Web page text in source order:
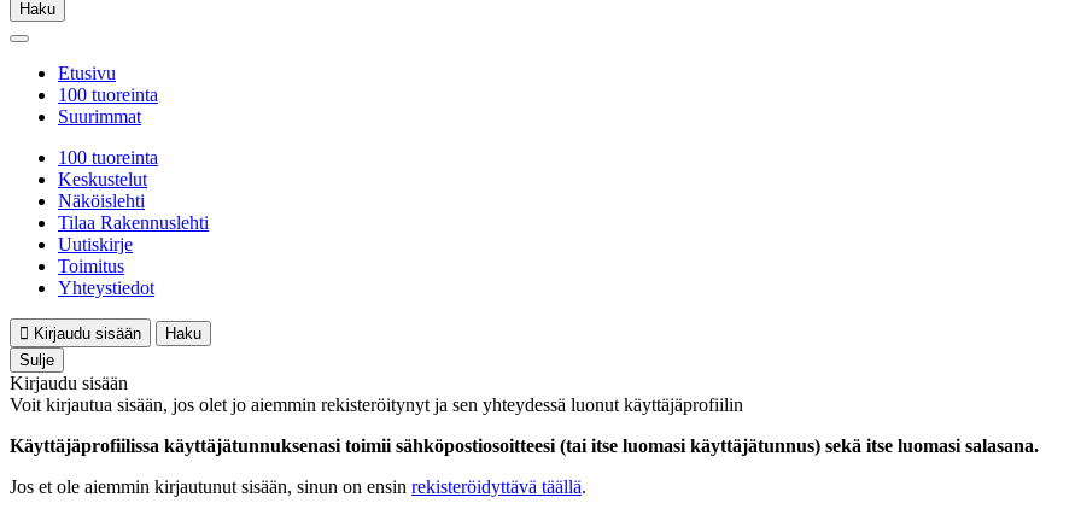
Haku
Etusivu
100 tuoreinta
Suurimmat
100 tuoreinta
Keskustelut
Näköislehti
Tilaa Rakennuslehti
Uutiskirje
Toimitus
Yhteystiedot
Kirjaudu sisään
Haku
Sulje
Kirjaudu sisään
Voit kirjautua sisään, jos olet jo aiemmin rekisteröitynyt ja sen yhteydessä luonut käyttäjäprofiilin
Käyttäjäprofiilissa käyttäjätunnuksenasi toimii sähköpostiosoitteesi (tai itse luomasi käyttäjätunnus) sekä itse luomasi salasana.
Jos et ole aiemmin kirjautunut sisään, sinun on ensin rekisteröidyttävä täällä.